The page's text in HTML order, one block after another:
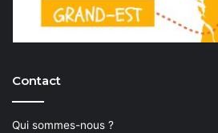
Contact
Qui sommes-nous ?